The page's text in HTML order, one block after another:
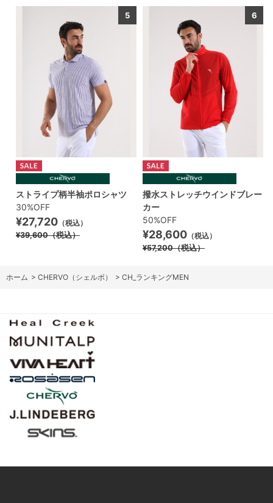
5
ストライプ柄半袖ポロシャツ
30%OFF
¥27,720 （税込）
¥39,600（税込）
6
撥水ストレッチウインドブレー
カー
50%OFF
¥28,600 （税込）
¥57,200（税込）
ホーム > CHERVO（シェルボ） > CH_ランキングMEN